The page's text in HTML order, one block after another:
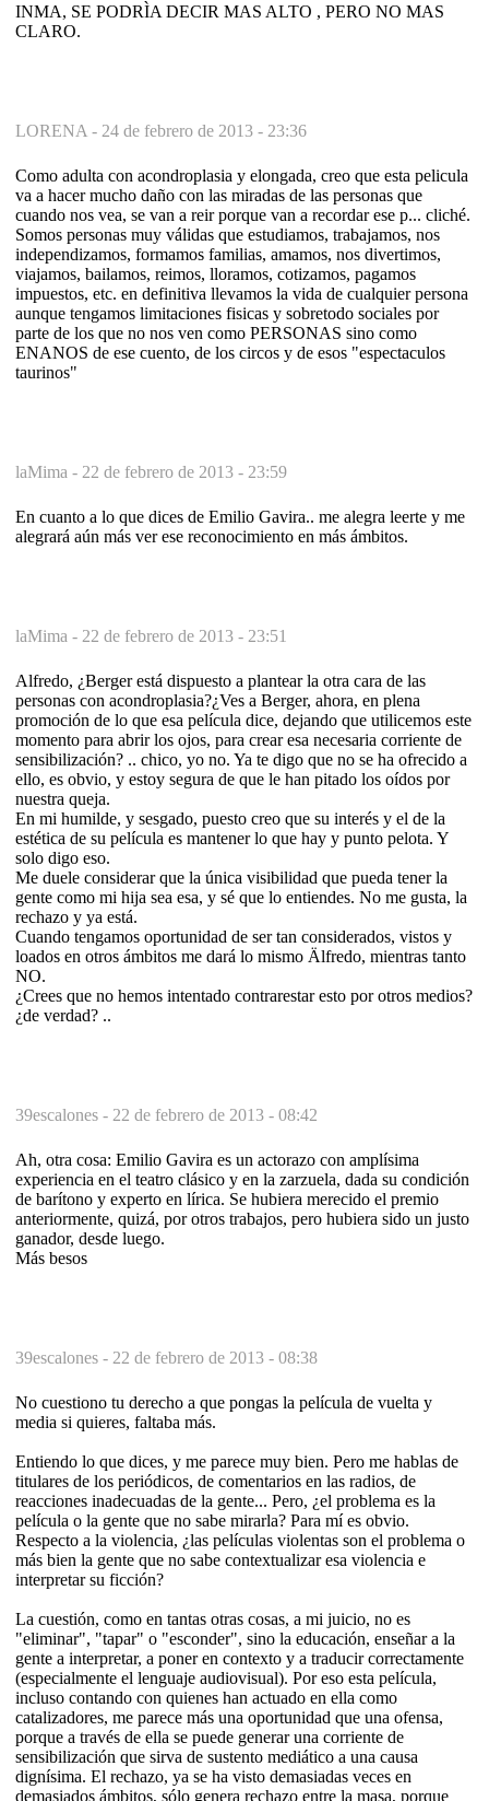
INMA, SE PODRÌA DECIR MAS ALTO , PERO NO MAS
CLARO.
LORENA - 24 de febrero de 2013 - 23:36
Como adulta con acondroplasia y elongada, creo que esta pelicula
va a hacer mucho daño con las miradas de las personas que
cuando nos vea, se van a reir porque van a recordar ese p... cliché.
Somos personas muy válidas que estudiamos, trabajamos, nos
independizamos, formamos familias, amamos, nos divertimos,
viajamos, bailamos, reimos, lloramos, cotizamos, pagamos
impuestos, etc. en definitiva llevamos la vida de cualquier persona
aunque tengamos limitaciones fisicas y sobretodo sociales por
parte de los que no nos ven como PERSONAS sino como
ENANOS de ese cuento, de los circos y de esos "espectaculos
taurinos"
laMima - 22 de febrero de 2013 - 23:59
En cuanto a lo que dices de Emilio Gavira.. me alegra leerte y me
alegrará aún más ver ese reconocimiento en más ámbitos.
laMima - 22 de febrero de 2013 - 23:51
Alfredo, ¿Berger está dispuesto a plantear la otra cara de las
personas con acondroplasia?¿Ves a Berger, ahora, en plena
promoción de lo que esa película dice, dejando que utilicemos este
momento para abrir los ojos, para crear esa necesaria corriente de
sensibilización? .. chico, yo no. Ya te digo que no se ha ofrecido a
ello, es obvio, y estoy segura de que le han pitado los oídos por
nuestra queja.
En mi humilde, y sesgado, puesto creo que su interés y el de la
estética de su película es mantener lo que hay y punto pelota. Y
solo digo eso.
Me duele considerar que la única visibilidad que pueda tener la
gente como mi hija sea esa, y sé que lo entiendes. No me gusta, la
rechazo y ya está.
Cuando tengamos oportunidad de ser tan considerados, vistos y
loados en otros ámbitos me dará lo mismo Älfredo, mientras tanto
NO.
¿Crees que no hemos intentado contrarestar esto por otros medios?
¿de verdad? ..
39escalones - 22 de febrero de 2013 - 08:42
Ah, otra cosa: Emilio Gavira es un actorazo con amplísima
experiencia en el teatro clásico y en la zarzuela, dada su condición
de barítono y experto en lírica. Se hubiera merecido el premio
anteriormente, quizá, por otros trabajos, pero hubiera sido un justo
ganador, desde luego.
Más besos
39escalones - 22 de febrero de 2013 - 08:38
No cuestiono tu derecho a que pongas la película de vuelta y
media si quieres, faltaba más.
Entiendo lo que dices, y me parece muy bien. Pero me hablas de
titulares de los periódicos, de comentarios en las radios, de
reacciones inadecuadas de la gente... Pero, ¿el problema es la
película o la gente que no sabe mirarla? Para mí es obvio.
Respecto a la violencia, ¿las películas violentas son el problema o
más bien la gente que no sabe contextualizar esa violencia e
interpretar su ficción?
La cuestión, como en tantas otras cosas, a mi juicio, no es
"eliminar", "tapar" o "esconder", sino la educación, enseñar a la
gente a interpretar, a poner en contexto y a traducir correctamente
(especialmente el lenguaje audiovisual). Por eso esta película,
incluso contando con quienes han actuado en ella como
catalizadores, me parece más una oportunidad que una ofensa,
porque a través de ella se puede generar una corriente de
sensibilización que sirva de sustento mediático a una causa
dignísima. El rechazo, ya se ha visto demasiadas veces en
demasiados ámbitos, sólo genera rechazo entre la masa, porque